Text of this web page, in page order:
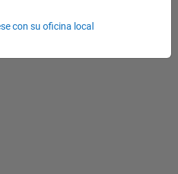
con su oficina local